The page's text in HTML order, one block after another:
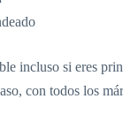
incluso si eres
con todos los